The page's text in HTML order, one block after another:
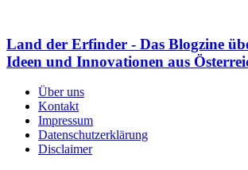
Land der Erfinder - Das Blogzine
Ideen und Innovationen aus
Über uns
Kontakt
Impressum
Datenschutzerklärung
Disclaimer